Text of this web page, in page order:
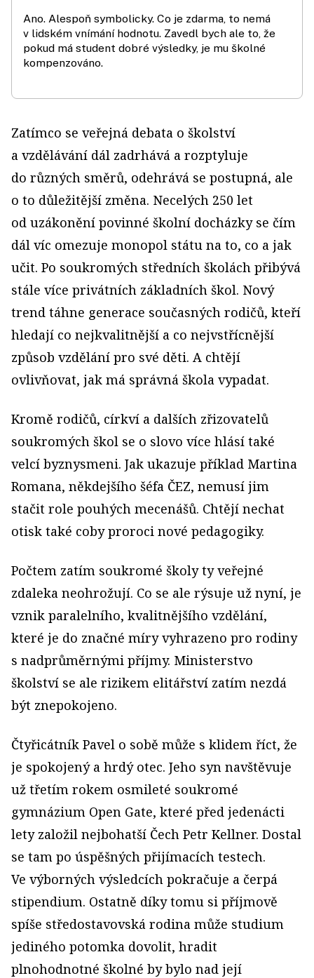
Ano. Alespoň symbolicky. Co je zdarma, to nemá
v lidském vnímání hodnotu. Zavedl bych ale to, že
pokud má student dobré výsledky, je mu školné
kompenzováno.
Zatímco se veřejná debata o školství
a vzdělávání dál zadrhává a rozptyluje
do různých směrů, odehrává se postupná, ale
o to důležitější změna. Necelých 250 let
od uzákonění povinné školní docházky se čím
dál víc omezuje monopol státu na to, co a jak
učit. Po soukromých středních školách přibývá
stále více privátních základních škol. Nový
trend táhne generace současných rodičů, kteří
hledají co nejkvalitnější a co nejvstřícnější
způsob vzdělání pro své děti. A chtějí
ovlivňovat, jak má správná škola vypadat.
Kromě rodičů, církví a dalších zřizovatelů
soukromých škol se o slovo více hlásí také
velcí byznysmeni. Jak ukazuje příklad Martina
Romana, někdejšího šéfa ČEZ, nemusí jim
stačit role pouhých mecenášů. Chtějí nechat
otisk také coby proroci nové pedagogiky.
Počtem zatím soukromé školy ty veřejné
zdaleka neohrožují. Co se ale rýsuje už nyní, je
vznik paralelního, kvalitnějšího vzdělání,
které je do značné míry vyhrazeno pro rodiny
s nadprůměrnými příjmy. Ministerstvo
školství se ale rizikem elitářství zatím nezdá
být znepokojeno.
Čtyřicátník Pavel o sobě může s klidem říct, že
je spokojený a hrdý otec. Jeho syn navštěvuje
už třetím rokem osmileté soukromé
gymnázium Open Gate, které před jedenácti
lety založil nejbohatší Čech Petr Kellner. Dostal
se tam po úspěšných přijímacích testech.
Ve výborných výsledcích pokračuje a čerpá
stipendium. Ostatně díky tomu si příjmově
spíše středostavovská rodina může studium
jediného potomka dovolit, hradit
plnohodnotné školné by bylo nad její